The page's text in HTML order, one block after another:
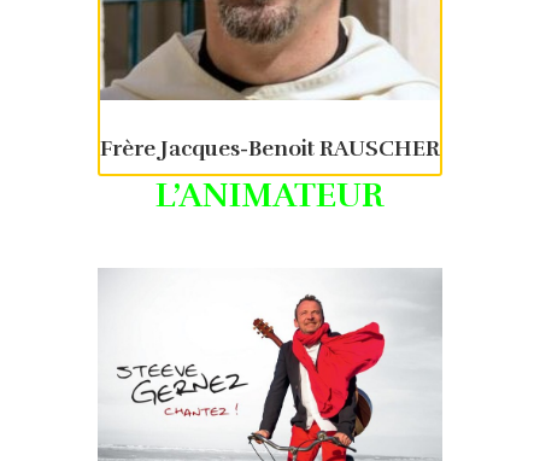
Frère Jacques-Benoit RAUSCHER
L’ANIMATEUR